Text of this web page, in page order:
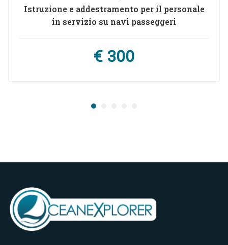
Istruzione e addestramento per il personale
in servizio su navi passeggeri
€ 300